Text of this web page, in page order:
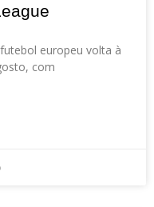
europeu volta à
com